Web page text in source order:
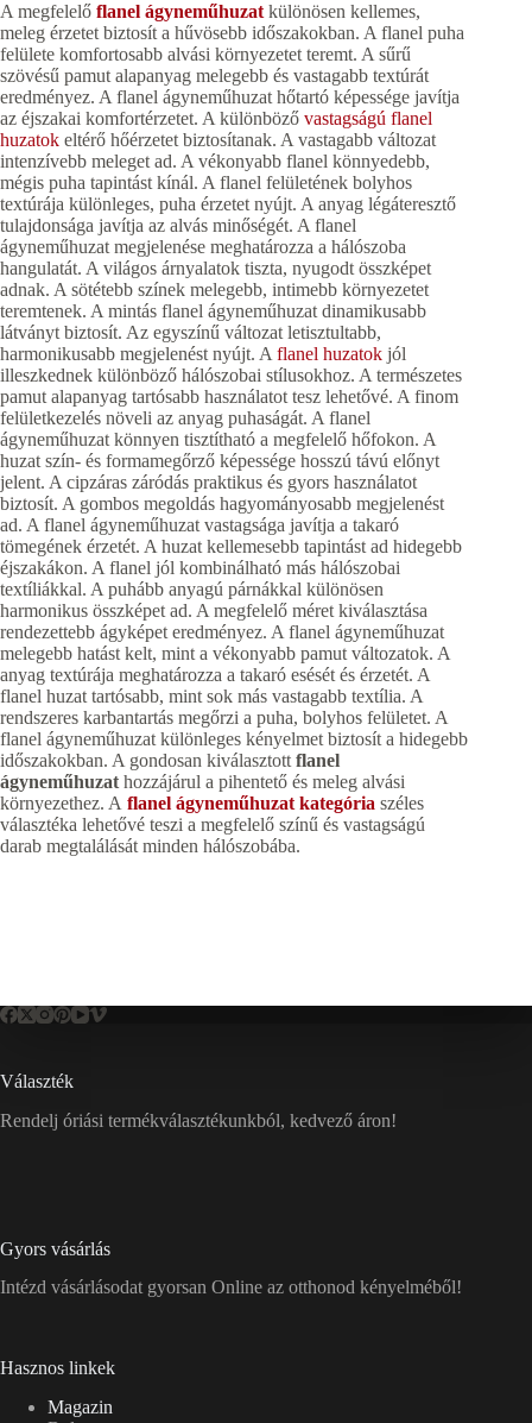
A megfelelő flanel ágyneműhuzatkülönösen kellemes,
meleg érzetet biztosít a hűvösebb időszakokban. A flanel puha
felülete komfortosabb alvási környezetet teremt. A sűrű
szövésű pamut alapanyag melegebb és vastagabb textúrát
eredményez. A flanel ágyneműhuzat hőtartó képessége javítja
az éjszakai komfortérzetet. A különböző vastagságú flanel
huzatok eltérő hőérzetet biztosítanak. A vastagabb változat
intenzívebb meleget ad. A vékonyabb flanel könnyedebb,
mégis puha tapintást kínál. A flanel felületének bolyhos
textúrája különleges, puha érzetet nyújt. A anyag légáteresztő
tulajdonsága javítja az alvás minőségét. A flanel
ágyneműhuzat megjelenése meghatározza a hálószoba
hangulatát. A világos árnyalatok tiszta, nyugodt összképet
adnak. A sötétebb színek melegebb, intimebb környezetet
teremtenek. A mintás flanel ágyneműhuzat dinamikusabb
látványt biztosít. Az egyszínű változat letisztultabb,
harmonikusabb megjelenést nyújt. Aflanel huzatok jól
illeszkednek különböző hálószobai stílusokhoz. A természetes
pamut alapanyag tartósabb használatot tesz lehetővé. A finom
felületkezelés növeli az anyag puhaságát. A flanel
ágyneműhuzat könnyen tisztítható a megfelelő hőfokon. A
huzat szín- és formamegőrző képessége hosszú távú előnyt
jelent. A cipzáras záródás praktikus és gyors használatot
biztosít. A gombos megoldás hagyományosabb megjelenést
ad. A flanel ágyneműhuzat vastagsága javítja a takaró
tömegének érzetét. A huzat kellemesebb tapintást ad hidegebb
éjszakákon. A flanel jól kombinálható más hálószobai
textíliákkal. A puhább anyagú párnákkal különösen
harmonikus összképet ad. A megfelelő méret kiválasztása
rendezettebb ágyképet eredményez. A flanel ágyneműhuzat
melegebb hatást kelt, mint a vékonyabb pamut változatok. A
anyag textúrája meghatározza a takaró esését és érzetét. A
flanel huzat tartósabb, mint sok más vastagabb textília. A
rendszeres karbantartás megőrzi a puha, bolyhos felületet. A
flanel ágyneműhuzat különleges kényelmet biztosít a hidegebb
időszakokban. A gondosan kiválasztottflanel
ágyneműhuzathozzájárul a pihentető és meleg alvási
környezethez. A flanel ágyneműhuzat kategória széles
választéka lehetővé teszi a megfelelő színű és vastagságú
darab megtalálását minden hálószobába.
Választék
Rendelj óriási termékválasztékunkból, kedvező áron!
Gyors vásárlás
Intézd vásárlásodat gyorsan Online az otthonod kényelméből!
Hasznos linkek
Magazin